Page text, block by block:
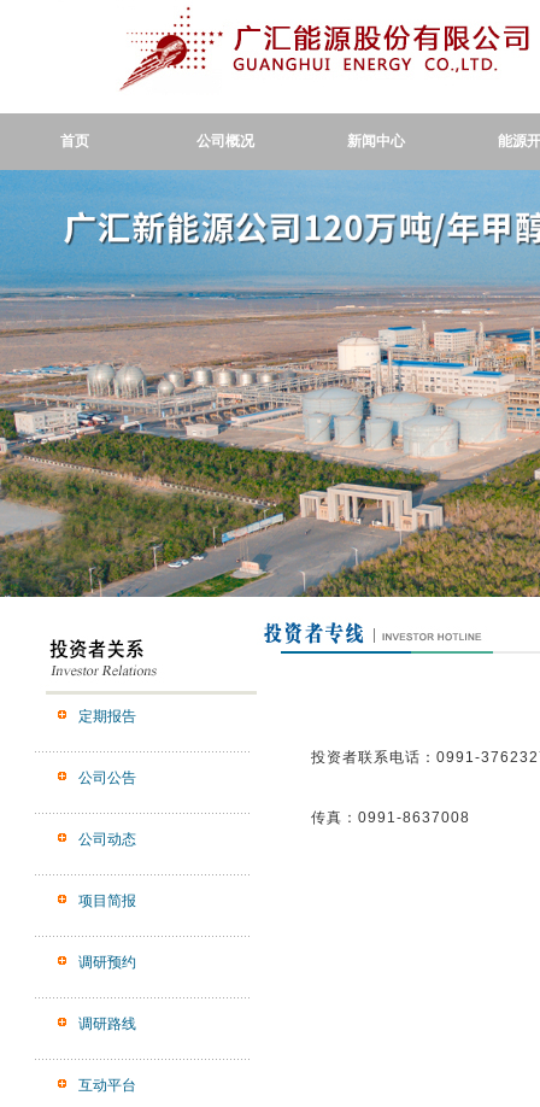
首页 公司概况 新闻中心 能源
定期报告
公司公告
公司动态
项目简报
调研预约
调研路线
互动平台
投资者联系电话：0991-
传真：0991-8637008